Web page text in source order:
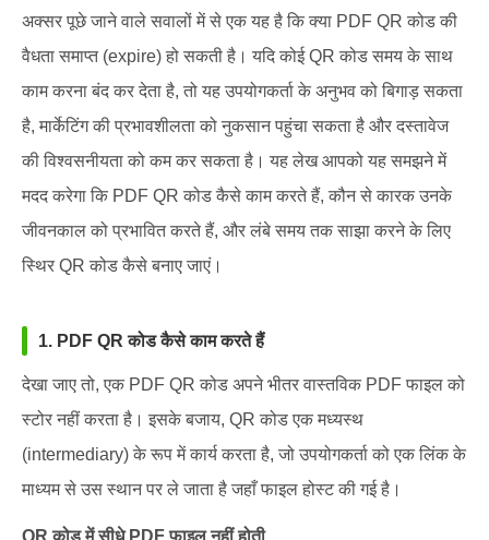
अक्सर पूछे जाने वाले सवालों में से एक यह है कि क्या PDF QR कोड की
वैधता समाप्त (expire) हो सकती है। यदि कोई QR कोड समय के साथ
काम करना बंद कर देता है, तो यह उपयोगकर्ता के अनुभव को बिगाड़ सकता
है, मार्केटिंग की प्रभावशीलता को नुकसान पहुंचा सकता है और दस्तावेज
की विश्वसनीयता को कम कर सकता है। यह लेख आपको यह समझने में
मदद करेगा कि PDF QR कोड कैसे काम करते हैं, कौन से कारक उनके
जीवनकाल को प्रभावित करते हैं, और लंबे समय तक साझा करने के लिए
स्थिर QR कोड कैसे बनाए जाएं।
1. PDF QR कोड कैसे काम करते हैं
देखा जाए तो, एक PDF QR कोड अपने भीतर वास्तविक PDF फाइल को
स्टोर नहीं करता है। इसके बजाय, QR कोड एक मध्यस्थ
(intermediary) के रूप में कार्य करता है, जो उपयोगकर्ता को एक लिंक के
माध्यम से उस स्थान पर ले जाता है जहाँ फाइल होस्ट की गई है।